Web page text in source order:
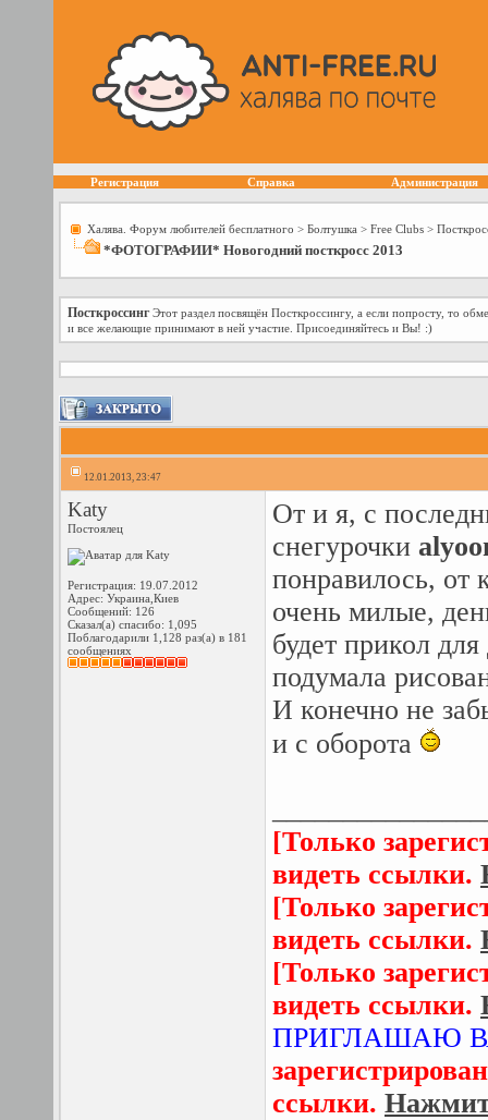
Регистрация Справка Администрация
Халява. Форум любителей бесплатного > Болтушка > Free Сlubs >
*ФОТОГРАФИИ* Новогодний посткросс 2013
Посткроссинг Этот раздел посвящён Посткроссингу, а если попросту, то
и все желающие принимают в ней участие. Присоединяйтесь и Вы! :)
12.01.2013, 23:47
Katy
Постоялец
Регистрация: 19.07.2012
Адрес: Украина,Киев
Сообщений: 126
Сказал(а) спасибо: 1,095
Поблагодарили 1,128 раз(а) в 181
сообщениях
От и я, с
снегурочки
понравилось, от
очень милые,
будет прикол
подумала
И конечно не
и с оборота
[Только
видеть ссылки.
[Только
видеть ссылки.
[Только
видеть ссылки.
ПРИГЛАШАЮ
ссылки.